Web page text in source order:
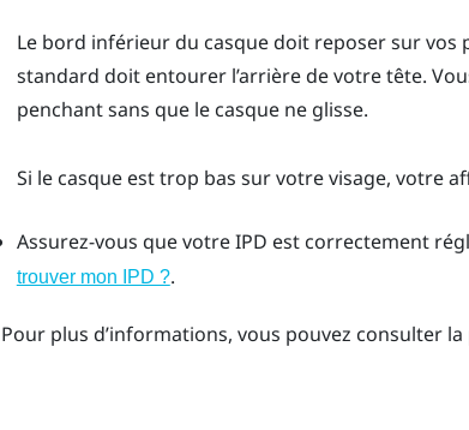
Le bord inférieur du casque doit reposer sur
standard doit entourer l’arrière de votre tête.
penchant sans que le casque ne glisse.
Si le casque est trop bas sur votre visage, votre
Assurez-vous que votre IPD est correctement
trouver mon IPD ?.
Pour plus d’informations, vous pouvez consulter la